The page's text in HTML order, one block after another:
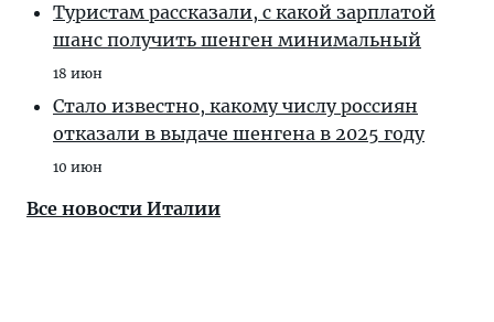
Туристам рассказали, с какой зарплатой
шанс получить шенген минимальный
18 июн
Стало известно, какому числу россиян
отказали в выдаче шенгена в 2025 году
10 июн
Все новости Италии